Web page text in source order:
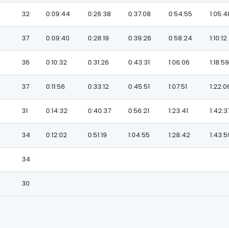
32 0:09:44 0:26:38 0:37:08 0:54:55
37 0:09:40 0:28:19 0:39:26 0:58:24 1:10:12
36 0:10:32 0:31:26 0:43:31 1:06:06 1:18:59
37 0:11:56 0:33:12 0:45:51 1:07:51
31 0:14:32 0:40:37 0:56:21 1:23:41
34 0:12:02 0:51:19 1:04:55 1:28:42
34
30